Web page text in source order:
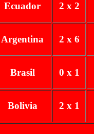
Ecuador 2 x 2
Argentina 2 x 6
Brasil 0 x 1
Bolivia 2 x 1